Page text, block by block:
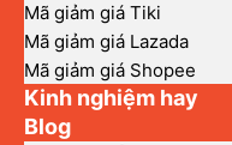
Mã giảm giá Tiki
Mã giảm giá Lazada
Mã giảm giá Shopee
Kinh nghiệm hay
Blog